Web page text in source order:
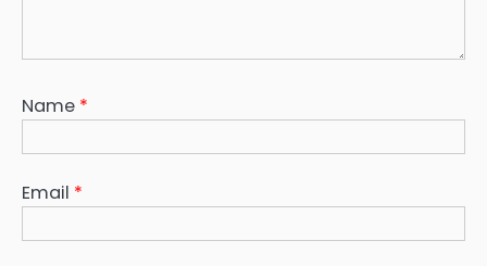
Name *
Email *